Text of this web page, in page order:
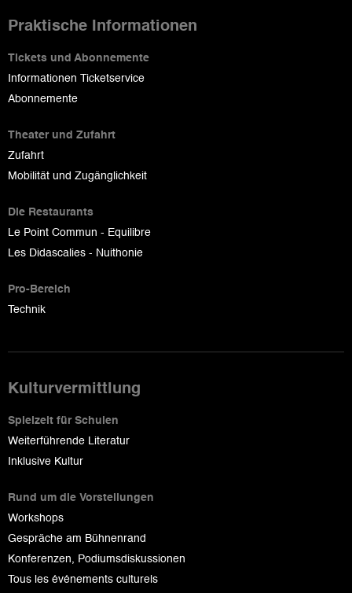
Praktische Informationen
Tickets und Abonnemente
Informationen Ticketservice
Abonnemente
Theater und Zufahrt
Zufahrt
Mobilität und Zugänglichkeit
Die Restaurants
Le Point Commun - Equilibre
Les Didascalies - Nuithonie
Pro-Bereich
Technik
Kulturvermittlung
Spielzeit für Schulen
Weiterführende Literatur
Inklusive Kultur
Rund um die Vorstellungen
Workshops
Gespräche am Bühnenrand
Konferenzen, Podiumsdiskussionen
Tous les événements culturels